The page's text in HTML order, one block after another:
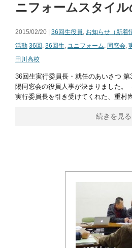
ニフォームスタイル
2015/02/20 | 36回生役員, お知らせ（新着
活動 36回 , 36回生, ユニフォーム, 同窓会,
田川高校
36回生実行委員長・就任のあいさつ
陽同窓会の役員人事が決まりました
実行委員長を引き受けてくれた、重村
続きを見る